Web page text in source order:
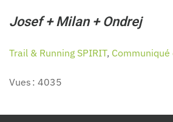
Josef + Milan + Ondrej
Trail & Running SPIRIT, Communiqué
Vues : 4035